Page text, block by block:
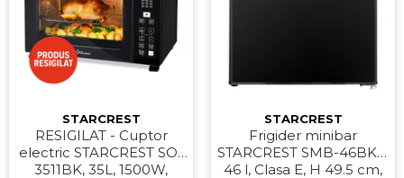
STARCREST
RESIGILAT - Cuptor
electric STARCREST SO-
3511BK, 35L, 1500W,
STARCREST
Frigider minibar
STARCREST SMB-46BKE,
46 l, Clasa E, H 49.5 cm,